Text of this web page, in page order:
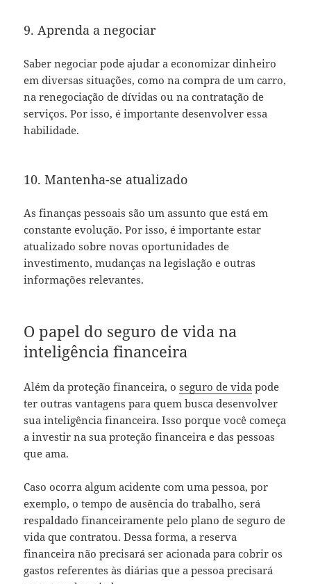
9. Aprenda a negociar
Saber negociar pode ajudar a economizar dinheiro
em diversas situações, como na compra de um carro,
na renegociação de dívidas ou na contratação de
serviços. Por isso, é importante desenvolver essa
habilidade.
10. Mantenha-se atualizado
As finanças pessoais são um assunto que está em
constante evolução. Por isso, é importante estar
atualizado sobre novas oportunidades de
investimento, mudanças na legislação e outras
informações relevantes.
O papel do seguro de vida na
inteligência financeira
Além da proteção financeira, oseguro de vida pode
ter outras vantagens para quem busca desenvolver
sua inteligência financeira. Isso porque você começa
a investir na sua proteção financeira e das pessoas
que ama.
Caso ocorra algum acidente com uma pessoa, por
exemplo, o tempo de ausência do trabalho, será
respaldado financeiramente pelo plano de seguro de
vida que contratou. Dessa forma, a reserva
financeira não precisará ser acionada para cobrir os
gastos referentes às diárias que a pessoa precisará